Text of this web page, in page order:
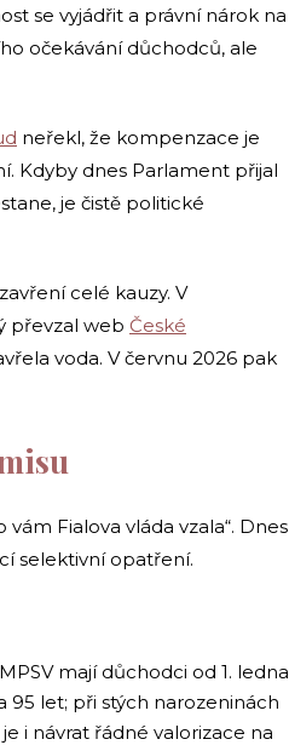
se vyjádřit a právní nárok na
očekávání důchodců, ale
neřekl, že kompenzace je
Kdyby dnes Parlament přijal
je čistě politické
celé kauzy. V
převzal web České
voda. V červnu 2026 pak
Fialova vláda vzala“. Dnes
selektivní opatření.
mají důchodci od 1. ledna
95 let; při stých narozeninách
i návrat řádné valorizace na